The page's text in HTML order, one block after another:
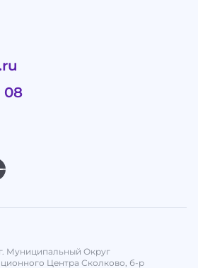
Муниципальный Округ
Центра Сколково, б-р
08